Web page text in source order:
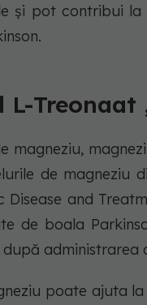
și pot contribui
L-
magneziu,
de magneziu
Disease and
de boala
administrarea
poate ajuta